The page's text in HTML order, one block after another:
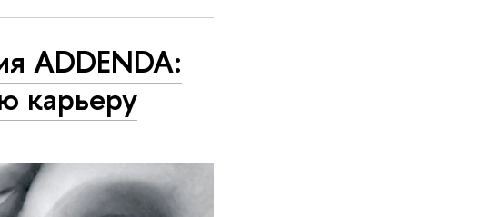
ADDENDA:
карьеру